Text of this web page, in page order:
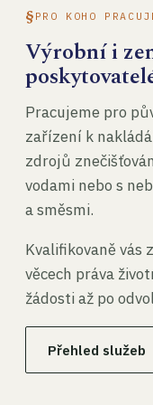
PRO KOHO
Výrobní i
Pracujeme pro
zařízení k
zdrojů
vodami nebo s
a směsmi.
Kvalifikovaně vás
věcech práva
žádosti až po
Přehled služeb